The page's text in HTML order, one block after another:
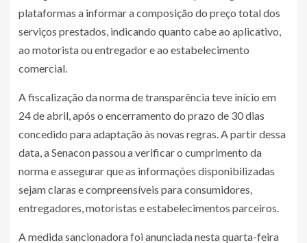
plataformas a informar a composição do preço total dos
serviços prestados, indicando quanto cabe ao aplicativo,
ao motorista ou entregador e ao estabelecimento
comercial.
A fiscalização da norma de transparência teve início em
24 de abril, após o encerramento do prazo de 30 dias
concedido para adaptação às novas regras. A partir dessa
data, a Senacon passou a verificar o cumprimento da
norma e assegurar que as informações disponibilizadas
sejam claras e compreensíveis para consumidores,
entregadores, motoristas e estabelecimentos parceiros.
A medida sancionadora foi anunciada nesta quarta-feira